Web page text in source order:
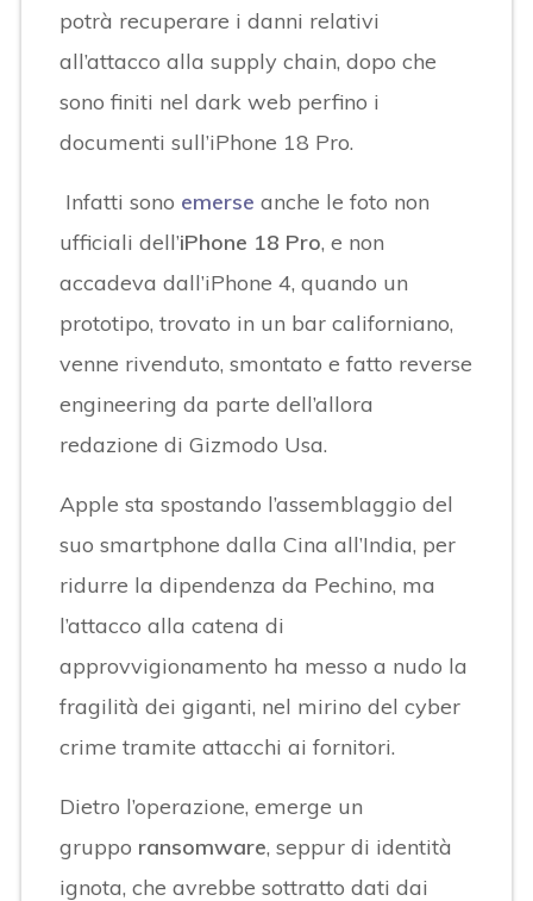
potrà recuperare i danni relativi
all’attacco alla supply chain, dopo che
sono finiti nel dark web perfino i
documenti sull’iPhone 18 Pro.
Infatti sono emerse anche le foto non
ufficiali dell’iPhone 18 Pro, e non
accadeva dall’iPhone 4, quando un
prototipo, trovato in un bar californiano,
venne rivenduto, smontato e fatto reverse
engineering da parte dell’allora
redazione di Gizmodo Usa.
Apple sta spostando l’assemblaggio del
suo smartphone dalla Cina all’India, per
ridurre la dipendenza da Pechino, ma
l’attacco alla catena di
approvvigionamento ha messo a nudo la
fragilità dei giganti, nel mirino del cyber
crime tramite attacchi ai fornitori.
Dietro l’operazione, emerge un
gruppo ransomware, seppur di identità
ignota, che avrebbe sottratto dati dai